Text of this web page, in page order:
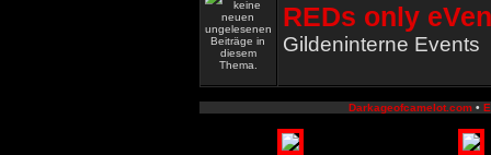
REDs only
Gildeninterne Events
Darkageofcamelot.com •